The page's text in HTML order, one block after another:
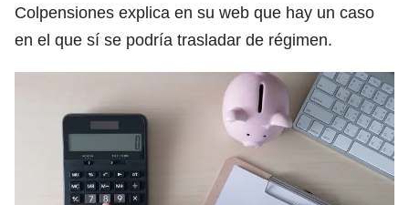
Colpensiones explica en su web que hay un caso
en el que sí se podría trasladar de régimen.